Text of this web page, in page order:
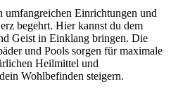
umfangreichen Einrichtungen und
begehrt. Hier kannst du dem
Geist in Einklang bringen. Die
und Pools sorgen für maximale
Heilmittel und
Wohlbefinden steigern.